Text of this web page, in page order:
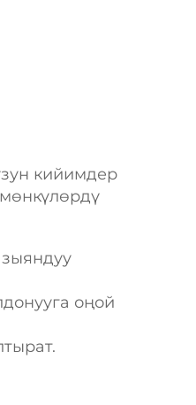
кийимдер
оңой